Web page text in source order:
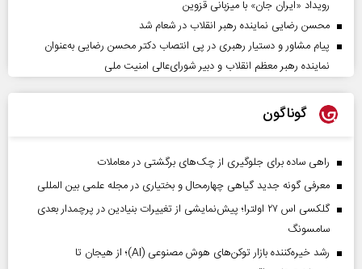
رویداد «ایران جان» با میزبانی قزوین
محسن رضایی نماینده رهبر انقلاب در شعام شد
پیام مشاور و دستیار رهبری در پی انتصاب دکتر محسن رضایی به‌عنوان
نماینده رهبر معظم انقلاب و دبیر شورای‌عالی امنیت ملی
گوناگون
راهی ساده برای جلوگیری از چک‌های برگشتی در معاملات
معرفی گونه جدید گیاهی چهارمحال و بختیاری در مجله علمی بین المللی
گلکسی اس ۲۷ اولترا؛ پیش‌نمایشی از تغییرات بنیادین در پرچمدار بعدی
سامسونگ
رشد خیره‌کننده بازار توکن‌های هوش مصنوعی (AI)؛ از هیجان تا